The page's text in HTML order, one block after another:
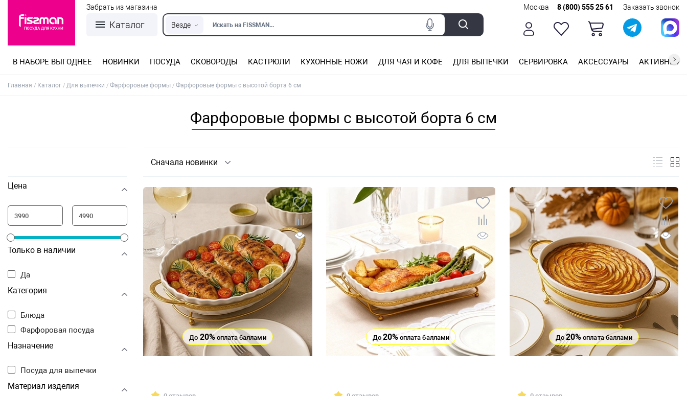
Каталог Везде Искать на FISSMAN...
Забрать из магазина Москва 8 (800) 555 25 61 Заказать звонок
В НАБОРЕ ВЫГОДНЕЕ НОВИНКИ ПОСУДА СКОВОРОДЫ КАСТРЮЛИ КУХОННЫЕ НОЖИ ДЛЯ ЧАЯ И КОФЕ ДЛЯ ВЫПЕЧКИ СЕРВИРОВКА АКСЕССУАРЫ АКТИВНЫЙ
Главная Каталог Для выпечки Фарфоровые формы Фарфоровые формы с высотой борта 6 см
Фарфоровые формы с высотой борта 6 см
Цена
Только в наличии
Да
Категория
Блюда
Фарфоровая посуда
Назначение
Посуда для выпечки
Материал изделия
Сначала новинки
До 20% оплата баллами До 20%оплата баллами До20% оплата баллами